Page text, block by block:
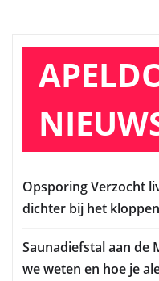
Opsporing Verzocht
dichter bij het
Saunadiefstal aan de
we weten en hoe je